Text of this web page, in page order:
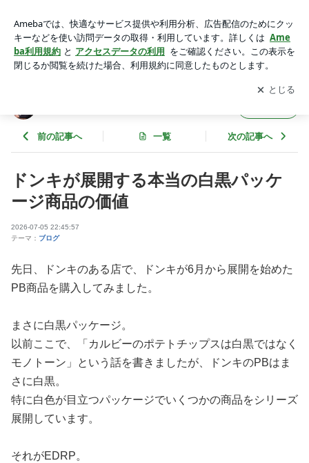
の変転自在の仕事術ブログ
アプリをダウンロードして ブログの更新通知
を受け取りまし
ょう。
開く
前の記事へ 一覧 次の記事へ
ドンキが展開する本当の白黒パッケ
ージ商品の価値
2026-07-05 22:45:57
テーマ： ブログ
先日、ドンキのある店で、ドンキが6月から展開を始めた
PB商品を購入してみました。
まさに白黒パッケージ。
以前ここで、「カルビーのポテトチップスは白黒ではなく
モノトーン」という話を書きましたが、ドンキのPBはま
さに白黒。
特に白色が目立つパッケージでいくつかの商品をシリーズ
展開しています。
それがEDRP。